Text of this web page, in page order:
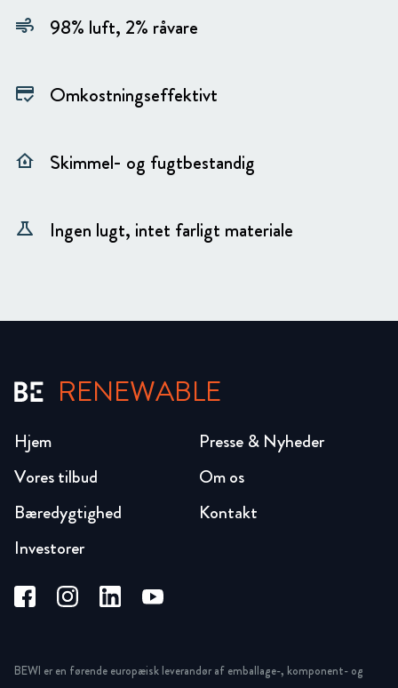
air 98% luft, 2% råvare
credit_score Omkostningseffektivt
water_damage Skimmel- og fugtbestandig
science Ingen lugt, intet farligt materiale
RENEWABLE
Hjem
Vores tilbud
Bæredygtighed
Investorer
Presse & Nyheder
Om os
Kontakt
BEWI er en førende europæisk leverandør af emballage-, komponent- og